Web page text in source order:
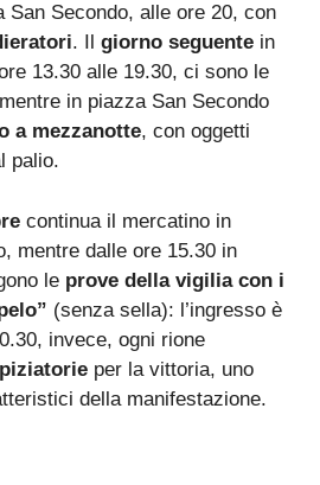
San Secondo, alle ore 20, con
. Il giorno seguente in
13.30 alle 19.30, ci sono le
in piazza San Secondo
a mezzanotte, con oggetti
palio.
continua il mercatino in
mentre dalle ore 15.30 in
le prove della vigilia con i
(senza sella): l’ingresso è
invece, ogni rione
per la vittoria, uno
della manifestazione.